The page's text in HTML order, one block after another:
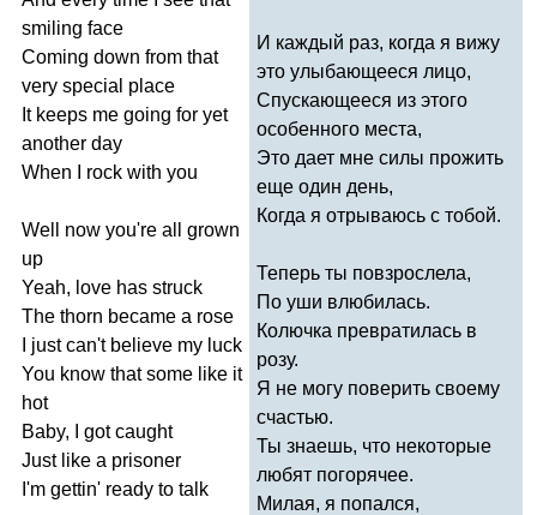
smiling face
Coming down from that
very special place
It keeps me going for yet
another day
When
rock with you
Well now you're all
grown
up
Yeah, love has struck
The thorn became a rose
just can't believe my luck
You know that some like it
hot
Baby, got caught
Just like a prisoner
I'm gettin' ready to talk
И каждый раз, когда я вижу
это улыбающееся лицо,
Спускающееся из этого
особенного места,
Это дает мне силы прожить
еще один день,
Когда я отрываюсь с тобой.
Теперь ты повзрослела,
По уши влюбилась.
Колючка превратилась в
розу.
Я не могу поверить своему
счастью.
Ты знаешь, что некоторые
любят погорячее.
Милая, я попался,